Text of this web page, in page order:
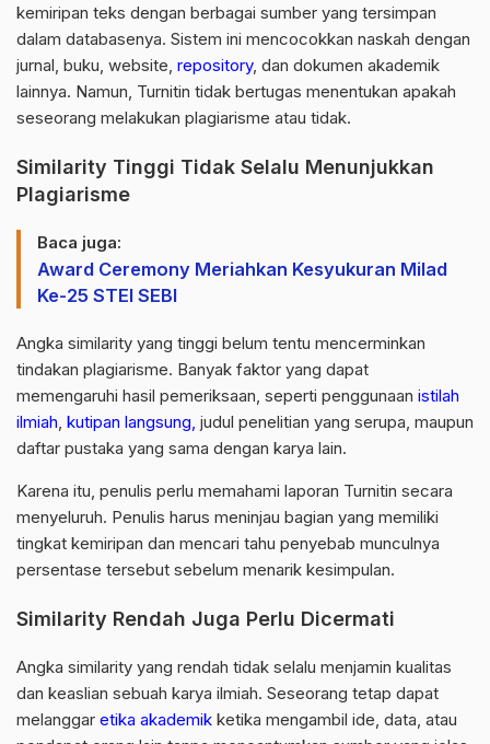
kemiripan teks dengan berbagai sumber yang tersimpan
dalam databasenya. Sistem ini mencocokkan naskah dengan
jurnal, buku, website, repository, dan dokumen akademik
lainnya. Namun, Turnitin tidak bertugas menentukan apakah
seseorang melakukan plagiarisme atau tidak.
Similarity Tinggi Tidak Selalu Menunjukkan
Plagiarisme
Baca juga:
Award Ceremony Meriahkan Kesyukuran Milad
Ke-25 STEI SEBI
Angka similarity yang tinggi belum tentu mencerminkan
tindakan plagiarisme. Banyak faktor yang dapat
memengaruhi hasil pemeriksaan, seperti penggunaan istilah
ilmiah, kutipan langsung, judul penelitian yang serupa, maupun
daftar pustaka yang sama dengan karya lain.
Karena itu, penulis perlu memahami laporan Turnitin secara
menyeluruh. Penulis harus meninjau bagian yang memiliki
tingkat kemiripan dan mencari tahu penyebab munculnya
persentase tersebut sebelum menarik kesimpulan.
Similarity Rendah Juga Perlu Dicermati
Angka similarity yang rendah tidak selalu menjamin kualitas
dan keaslian sebuah karya ilmiah. Seseorang tetap dapat
melanggar etika akademik ketika mengambil ide, data, atau